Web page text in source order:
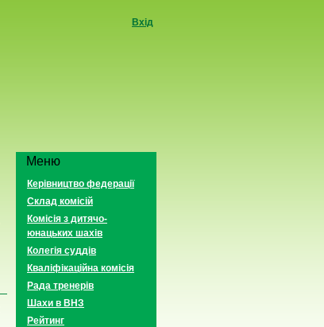
Вхід
Меню
Керівництво федерації
Склад комісій
Комісія з дитячо-
юнацьких шахів
Колегія суддів
Кваліфікаційна комісія
Рада тренерів
Шахи в ВНЗ
Рейтинг